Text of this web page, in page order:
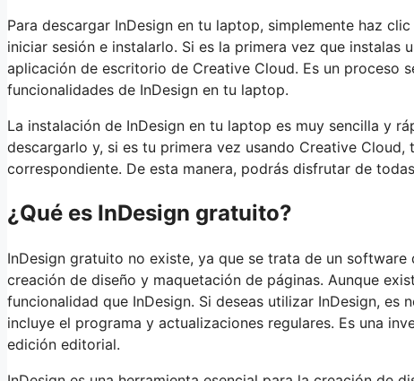
Para descargar InDesign en tu laptop, simplemente haz
iniciar sesión e instalarlo. Si es la primera vez que
aplicación de escritorio de Creative Cloud. Es un
funcionalidades de InDesign en tu laptop.
La instalación de InDesign en tu laptop es muy sencilla y
descargarlo y, si es tu primera vez usando Creative
correspondiente. De esta manera, podrás disfrutar de
¿Qué es InDesign gratuito?
InDesign gratuito no existe, ya que se trata de un
creación de diseño y maquetación de páginas. Aunque
funcionalidad que InDesign. Si deseas utilizar InDesign,
incluye el programa y actualizaciones regulares. Es una
edición editorial.